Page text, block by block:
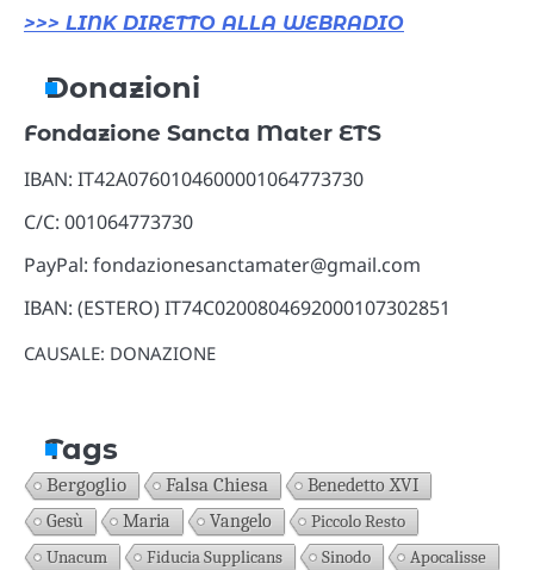
>>> LINK DIRETTO ALLA WEBRADIO
Donazioni
Fondazione Sancta Mater ETS
IBAN: IT42A0760104600001064773730
C/C: 001064773730
PayPal: fondazionesanctamater@gmail.com
IBAN: (ESTERO) IT74C0200804692000107302851
CAUSALE: DONAZIONE
Tags
Bergoglio Falsa Chiesa Benedetto XVI
Gesù Maria Vangelo
Piccolo Resto
Unacum
Fiducia Supplicans Sinodo
Apocalisse